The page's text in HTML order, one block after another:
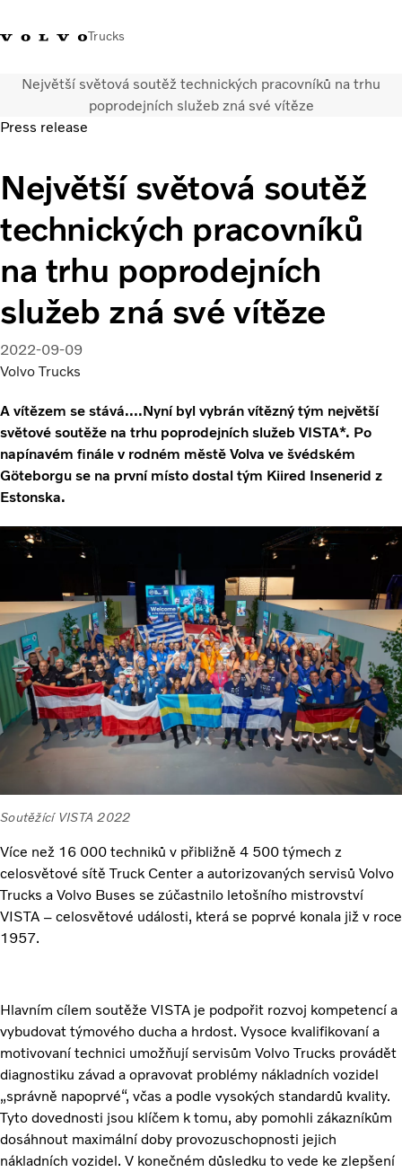
Trucks
+420 271 021
Klub řidičů
Volvo
Přihlášení k Volvo
aplikacím
Česká
Modely
Použitá vozidla
Servisní síť a prodej
Novinky
Kontaktujte nás
Kariéra
O nás
Největší světová soutěž technických pracovníků na trhu
poprodejních služeb zná své vítěze
Press release
Největší světová soutěž
technických pracovníků
na trhu poprodejních
služeb zná své vítěze
2022-09-09
Volvo Trucks
A vítězem se stává….Nyní byl vybrán vítězný tým největší
světové soutěže na trhu poprodejních služeb VISTA*. Po
napínavém finále v rodném městě Volva ve švédském
Göteborgu se na první místo dostal tým Kiired Insenerid z
Estonska.
Soutěžící VISTA 2022
Více než 16 000 techniků v přibližně 4 500 týmech z
celosvětové sítě Truck Center a autorizovaných servisů Volvo
Trucks a Volvo Buses se zúčastnilo letošního mistrovství
VISTA – celosvětové události, která se poprvé konala již v roce
1957.
Hlavním cílem soutěže VISTA je podpořit rozvoj kompetencí a
vybudovat týmového ducha a hrdost. Vysoce kvalifikovaní a
motivovaní technici umožňují servisům Volvo Trucks provádět
diagnostiku závad a opravovat problémy nákladních vozidel
„správně napoprvé“, včas a podle vysokých standardů kvality.
Tyto dovednosti jsou klíčem k tomu, aby pomohli zákazníkům
dosáhnout maximální doby provozuschopnosti jejich
nákladních vozidel. V konečném důsledku to vede ke zlepšení